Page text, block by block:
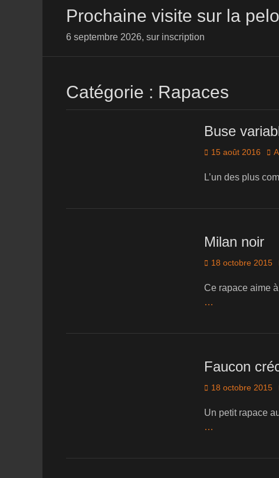
Prochaine visite sur la
6 septembre 2026, sur inscription
Catégorie : Rapaces
Buse
Posted
15 août 2016
L’un des plus
Milan noir
Posted
18 octobre 2015
Ce rapace aime
…
Faucon
Posted
18 octobre 2015
Un petit rapace
…